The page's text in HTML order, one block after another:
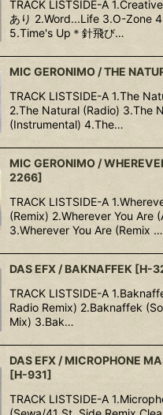
TRACK LISTSIDE-A
あり 2.Word...Life 3.O-Zone
5.Time's Up＊針飛び…
MIC GERONIMO / THE
TRACK LISTSIDE-A 1.The
2.The Natural (Radio) 3.The
(Instrumental) 4.The…
MIC GERONIMO /
2266]
TRACK LISTSIDE-A
(Remix) 2.Wherever You Are
3.Wherever You Are (Remix …
DAS EFX / BAKNAFFEK [H-
TRACK LISTSIDE-A
Radio Remix) 2.Baknaffek
Mix) 3.Bak…
DAS EFX / MICROPHONE
[H-931]
TRACK LISTSIDE-A